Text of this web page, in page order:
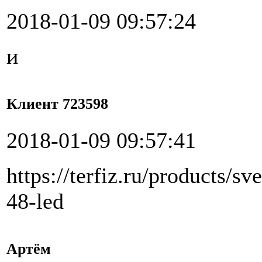
2018-01-09 09:57:24
и
Клиент 723598
2018-01-09 09:57:41
https://terfiz.ru/products/
48-led
Артём